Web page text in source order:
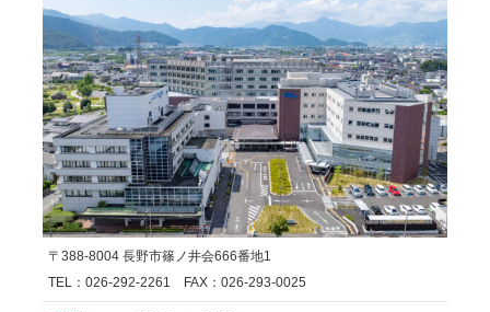
〒388-8004 長野市篠ノ井会666番地1
TEL：026-292-2261 FAX：026-293-0025